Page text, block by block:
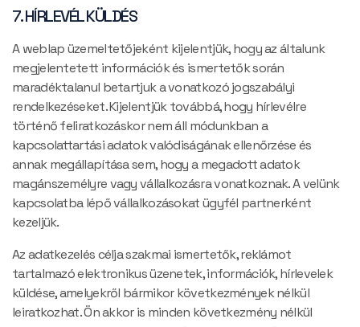
7. HÍRLEVÉL KÜLDÉS
A weblap üzemeltetőjeként kijelentjük, hogy az általunk
megjelentetett információk és ismertetők során
maradéktalanul betartjuk a vonatkozó jogszabályi
rendelkezéseket. Kijelentjük továbbá, hogy hírlevélre
történő feliratkozáskor nem áll módunkban a
kapcsolattartási adatok valódiságának ellenőrzése és
annak megállapítása sem, hogy a megadott adatok
magánszemélyre vagy vállalkozásra vonatkoznak. A velünk
kapcsolatba lépő vállalkozásokat ügyfél partnerként
kezeljük.
Az adatkezelés célja szakmai ismertetők, reklámot
tartalmazó elektronikus üzenetek, információk, hírlevelek
küldése, amelyekről bármikor következmények nélkül
leiratkozhat. Ön akkor is minden következmény nélkül